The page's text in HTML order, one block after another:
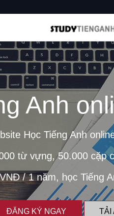
Anh
Học Tiếng Anh
từ vựng, 50.000 cặp
/ 1 năm, học Tiếng
ĐĂNG KÝ NGAY TẢI